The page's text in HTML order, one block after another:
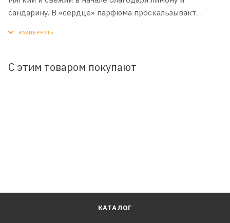
сандарину. В «сердце» парфюма проскальзывакт
С этим товаром покупают
КАТАЛОГ